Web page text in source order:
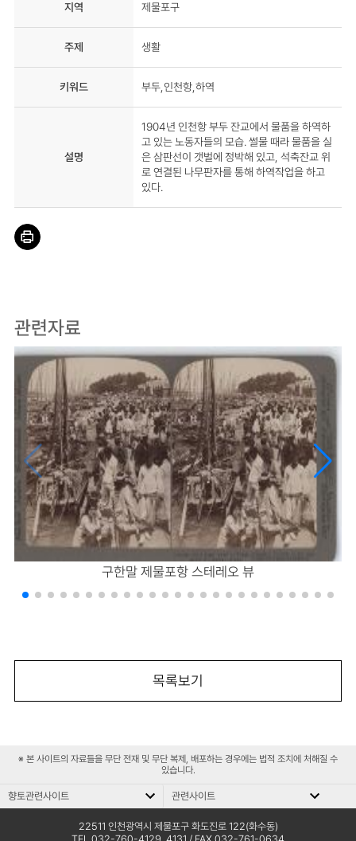
지역 제물포구
주제 생활
키워드 부두,인천항,하역
설명
1904년 인천항 부두 잔교에서 물품을 하역하
고 있는 노동자들의 모습. 썰물 때라 물품을 실
은 삼판선이 갯벌에 정박해 있고, 석축잔교 위
로 연결된 나무판자를 통해 하역작업을 하고
있다.
관련자료
구한말 제물포항 스테레오 뷰
목록보기
※ 본 사이트의 자료들을 무단 전재 및 무단 복제, 배포하는 경우에는 법적 조치에 처해질 수
있습니다.
향토관련사이트
향토관련사이트
관
련
관련사이트
관련사이트
인천평생학습관
22511 인천광역시 제물포구 화도진로 122(화수동)